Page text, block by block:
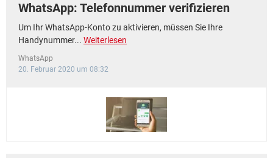
WhatsApp: Telefonnummer verifizieren
Um Ihr WhatsApp-Konto zu aktivieren, müssen Sie Ihre
Handynummer... Weiterlesen
WhatsApp
20. Februar 2020 um 08:32